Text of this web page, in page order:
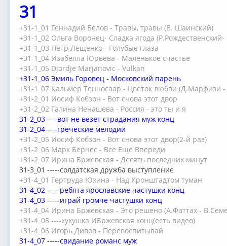
31⁣
+31-1_01 Геннадий Белов - Травы, травы (В. Шаинский)
+31-1_02 Ольга Воронец- Сладка ягода
+31-1_03 Пётр Лещенко - Голубые глаза
+31-1_04 Изабелла Юрьева - Маленькое счастье
+31-1_05 Djordje Marjanovic - Vulkan
+31-1_06 Эмиль Горовец - Московский парень
+31-1_07 Кальмер Тенносаар - Цветок любви (Д.Марфизи
+31-2_01 Иосиф Кобзон - Вот снова этот двор
+31-2_02 Галина Ненашева - Россия - это ты и я
31-2_03 ----вот не везет страдания муж конц
31-2_04 ----греческие мелодии
+31-2_05 Иосиф Кобзон - Вот снова этот двор(2-й раз)
+31-2_06 Марк Бернес - Все Еще Впереди
+31-2_07 Ирина Бржевская - Десять последних минут
31-3_01 -----солдатская дружба выступление
+31-4_01 Гертруда Юхина - Над Кронштадтом туман
31-4_02 -----ребята ярославские частушки конц
31-4_03 -----играй громче частушки конц
+31-4_04 Ирина Бржевская - Это решено (А.Фаттах -
+31-4_05 ----кукушка ИБржевская конц(есть видео)
+31-4_06 Игорь Дивов - Перевоспитывай
31-4_07 -----свидание романс муж